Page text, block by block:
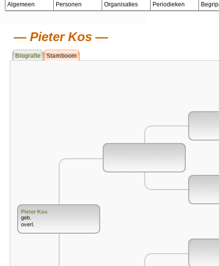
Algemeen Personen Organisaties Periodieken
Pieter Kos
Biografie Stamboom
Pieter Kos
geb.
overl.